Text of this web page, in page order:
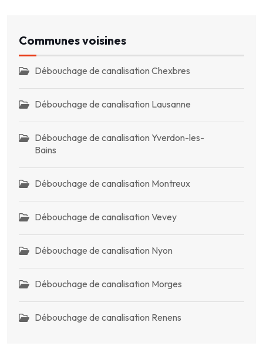
Communes voisines
Débouchage de canalisation Chexbres
Débouchage de canalisation Lausanne
Débouchage de canalisation Yverdon-les-
Bains
Débouchage de canalisation Montreux
Débouchage de canalisation Vevey
Débouchage de canalisation Nyon
Débouchage de canalisation Morges
Débouchage de canalisation Renens